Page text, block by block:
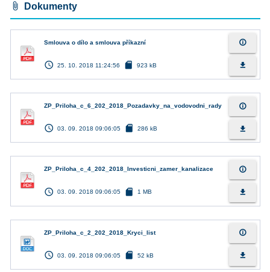
attach_file Dokumenty
Smlouva o dílo a smlouva příkazní
access_time 25. 10. 2018 11:24:56 sd_card 923 kB
info_outline
file_download
ZP_Priloha_c_6_202_2018_Pozadavky_na_vodovodni_rady
access_time 03. 09. 2018 09:06:05 sd_card 286 kB
info_outline
file_download
ZP_Priloha_c_4_202_2018_Investicni_zamer_kanalizace
access_time 03. 09. 2018 09:06:05 sd_card 1 MB
info_outline
file_download
ZP_Priloha_c_2_202_2018_Kryci_list
access_time 03. 09. 2018 09:06:05 sd_card 52 kB
info_outline
file_download